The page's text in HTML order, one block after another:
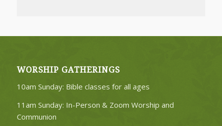
WORSHIP GATHERINGS
10am Sunday: Bible classes for all ages
11am Sunday: In-Person & Zoom Worship and
Communion